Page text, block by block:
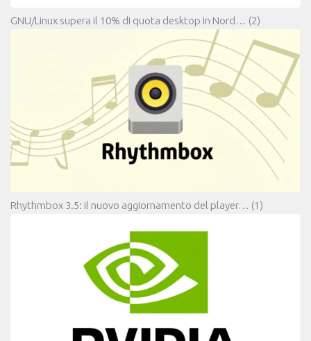
GNU/Linux supera il 10% di quota desktop in Nord… (2)
Rhythmbox 3.5: il nuovo aggiornamento del player… (1)